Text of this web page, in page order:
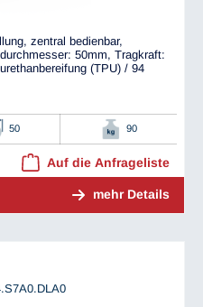
zentral bedienbar,
50mm, Tragkraft:
(TPU) / 94
50 90
Auf die Anfrageliste
mehr Details